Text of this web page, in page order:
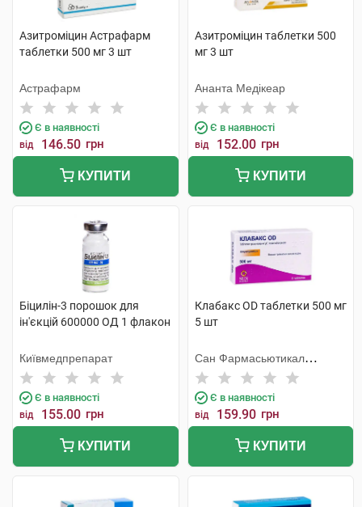
Азитроміцин Астрафарм
таблетки 500 мг 3 шт
Астрафарм
Є в наявності
від 146.50 грн
КУПИТИ
Азитроміцин таблетки 500
мг 3 шт
Ананта Медікеар
Є в наявності
від 152.00 грн
КУПИТИ
Біцилін-3 порошок для
ін'єкцій 600000 ОД 1 флакон
Київмедпрепарат
Є в наявності
від 155.00 грн
КУПИТИ
Клабакс OD таблетки 500 мг
5 шт
Сан Фармасьютикал
Індастріз
Є в наявності
від 159.90 грн
КУПИТИ